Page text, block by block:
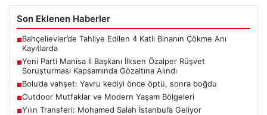
Son Eklenen Haberler
■Bahçelievler’de Tahliye Edilen 4 Katlı Binanın Çökme Anı
Kayıtlarda
■Yeni Parti Manisa İl Başkanı İlksen Özalper Rüşvet
Soruşturması Kapsamında Gözaltına Alındı
■Bolu’da vahşet: Yavru kediyi önce öptü, sonra boğdu
■Outdoor Mutfaklar ve Modern Yaşam Bölgeleri
■Yılın Transferi: Mohamed Salah İstanbul’a Geliyor